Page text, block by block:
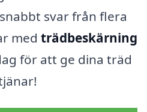
svar från flera
med trädbeskärning
för att ge dina träd